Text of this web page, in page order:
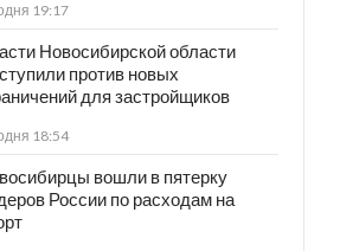
19:17
Новосибирской области
против новых
для застройщиков
18:54
вошли в пятерку
России по расходам на